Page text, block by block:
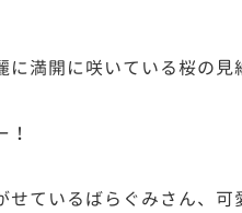
満開に咲いている桜の
ているばらぐみさん、可